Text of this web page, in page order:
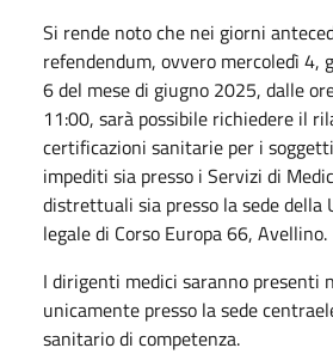
Si rende noto che nei giorni
refendendum, ovvero mercoledì 4,
6 del mese di giugno 2025, dalle
11:00, sarà possibile richiedere il
certificazioni sanitarie per i
impediti sia presso i Servizi di
distrettuali sia presso la sede della
legale di Corso Europa 66, Avellino.
I dirigenti medici saranno presenti
unicamente presso la sede
sanitario di competenza.